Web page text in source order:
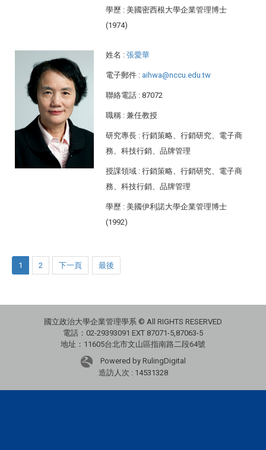
學歷 : 美國密西根大學企業管理博士
(1974)
姓名 : 張愛華
電子郵件 : aihwa@nccu.edu.tw
聯絡電話 : 87072
職稱 : 兼任教授
研究專長 : 行銷策略、行銷研究、電子商
務、科技行銷、品牌管理
授課領域 : 行銷策略、行銷研究、電子商
務、科技行銷、品牌管理
學歷 : 美國伊利諾大學企業管理博士
(1992)
1 2 下一頁 最後
國立政治大學企業管理學系 © All RIGHTS RESERVED
電話：02-29393091 EXT 87071-5,87063-5
地址：11605台北市文山區指南路二段64號
Powered by RulingDigital
造訪人次 : 14531328